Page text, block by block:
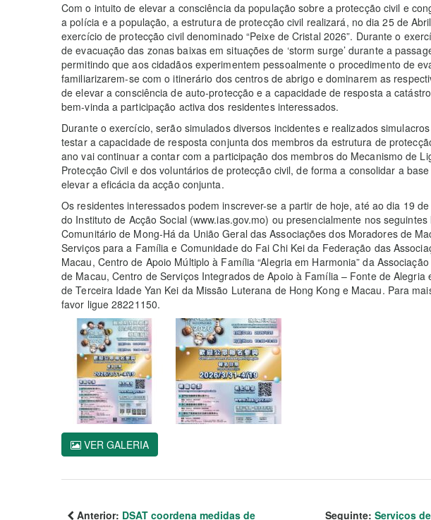
Com o intuito de elevar a consciência da população sobre a protecção civil e
a polícia e a população, a estrutura de protecção civil realizará, no dia 25 de
exercício de protecção civil denominado “Peixe de Cristal 2026”. Durante o
de evacuação das zonas baixas em situações de ‘storm surge’ durante a
permitindo que aos cidadãos experimentem pessoalmente o procedimento de
familiarizarem-se com o itinerário dos centros de abrigo e dominarem as
de elevar a consciência de auto-protecção e a capacidade de resposta a
bem-vinda a participação activa dos residentes interessados.
Durante o exercício, serão simulados diversos incidentes e realizados
testar a capacidade de resposta conjunta dos membros da estrutura de
ano vai continuar a contar com a participação dos membros do Mecanismo de
Protecção Civil e dos voluntários de protecção civil, de forma a consolidar a
elevar a eficácia da acção conjunta.
Os residentes interessados podem inscrever-se a partir de hoje, até ao dia 19
do Instituto de Acção Social (www.ias.gov.mo) ou presencialmente nos seguintes
Comunitário de Mong-Há da União Geral das Associações dos Moradores de
Serviços para a Família e Comunidade do Fai Chi Kei da Federação das
Macau, Centro de Apoio Múltiplo à Família “Alegria em Harmonia” da
de Macau, Centro de Serviços Integrados de Apoio à Família – Fonte de Alegria
de Terceira Idade Yan Kei da Missão Luterana de Hong Kong e Macau. Para
favor ligue 28221150.
VER GALERIA
Anterior: DSAT coordena medidas de
Seguinte: Serviços